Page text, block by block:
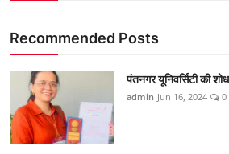
Recommended Posts
पंतनगर यूनिवर्सिटी की
admin Jun 16, 2024 0